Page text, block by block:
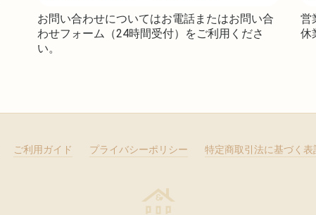
お問い合わせについてはお電話またはお問い合
わせフォーム（24時間受付）をご利用くださ
い。
営
休
ご利用ガイド プライバシーポリシー 特定商取引法に基づく表